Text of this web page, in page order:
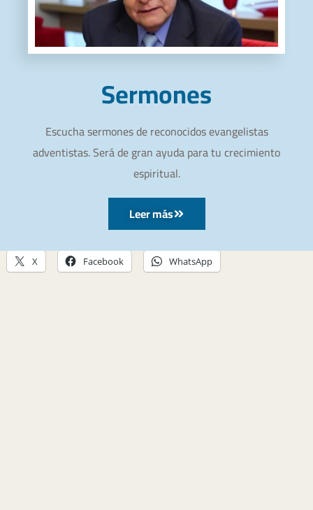
Sermones
Escucha sermones de reconocidos evangelistas
adventistas. Será de gran ayuda para tu crecimiento
espiritual.
Leer más
X Facebook WhatsApp